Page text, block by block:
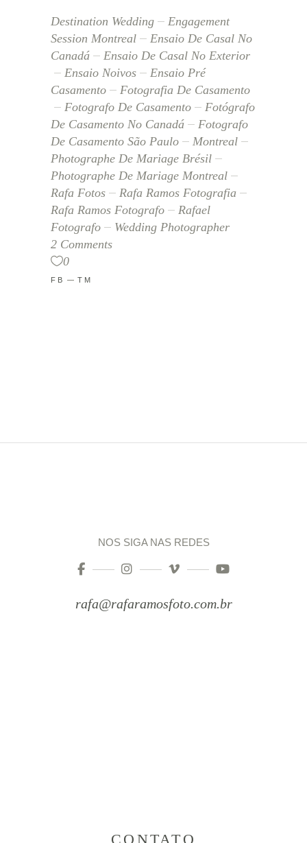
Destination Wedding
Engagement
Session Montreal
Ensaio De Casal No
Canadá
Ensaio De Casal No Exterior
Ensaio Noivos
Ensaio Pré
Casamento
Fotografia De Casamento
Fotografo De Casamento
Fotógrafo
De Casamento No Canadá
Fotografo
De Casamento São Paulo
Montreal
Photographe De Mariage Brésil
Photographe De Mariage Montreal
Rafa Fotos
Rafa Ramos Fotografia
Rafa Ramos Fotografo
Rafael
Fotografo
Wedding Photographer
2 Comments
0
FB TM
NOS SIGA NAS REDES
rafa@rafaramosfoto.com.br
CONTATO